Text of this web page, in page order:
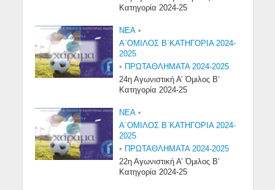
Κατηγορία 2024-25
NEA •
Α΄ΟΜΙΛΟΣ Β΄ΚΑΤΗΓΟΡΙΑ 2024-
2025
•
ΠΡΩΤΑΘΛΗΜΑΤΑ 2024-2025
24η Αγωνιστική Α’ Όμιλος Β’
Κατηγορία 2024-25
NEA •
Α΄ΟΜΙΛΟΣ Β΄ΚΑΤΗΓΟΡΙΑ 2024-
2025
•
ΠΡΩΤΑΘΛΗΜΑΤΑ 2024-2025
22η Αγωνιστική Α’ Όμιλος Β’
Κατηγορία 2024-25